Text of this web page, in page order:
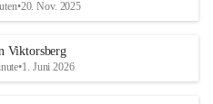
•20. Nov. 2025
Viktorsberg
•1. Juni 2026